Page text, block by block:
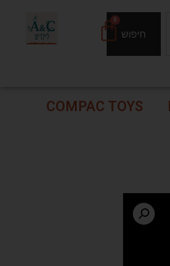
חיפוש
0
COMPAC TOYS